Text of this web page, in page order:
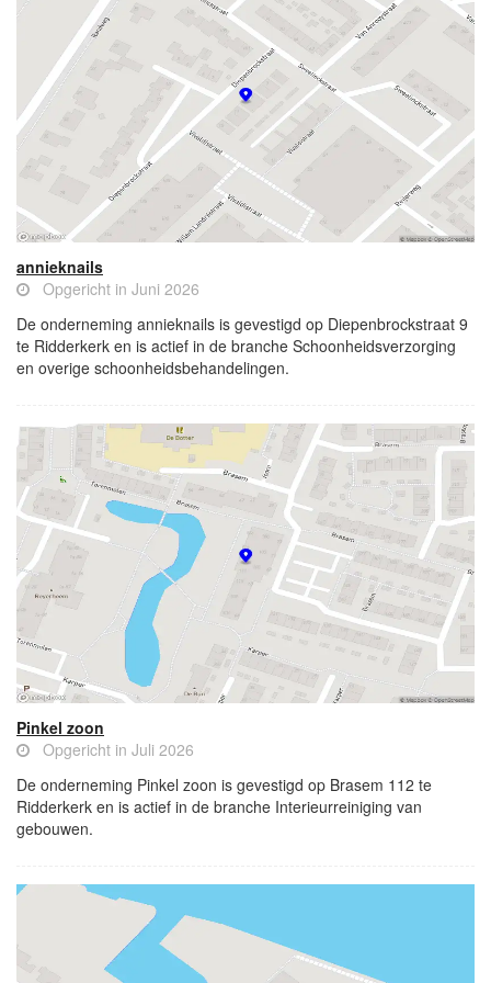
annieknails
Opgericht in Juni 2026
De onderneming annieknails is gevestigd op Diepenbrockstraat 9
te Ridderkerk en is actief in de branche Schoonheidsverzorging
en overige schoonheidsbehandelingen.
Pinkel zoon
Opgericht in Juli 2026
De onderneming Pinkel zoon is gevestigd op Brasem 112 te
Ridderkerk en is actief in de branche Interieurreiniging van
gebouwen.